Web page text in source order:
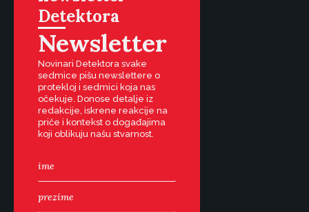
Detektora
Newsletter
Novinari Detektora svake
sedmice pišu newslettere o
protekloj i sedmici koja nas
očekuje. Donose detalje iz
redakcije, iskrene reakcije na
priče i kontekst o događajima
koji oblikuju našu stvarnost.